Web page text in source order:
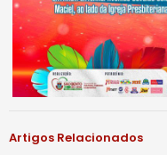
Artigos Relacionados